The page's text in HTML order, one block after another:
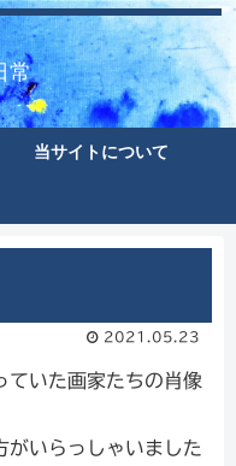
常
当サイトについて
2021.05.23
ていた画家たちの肖像
がいらっしゃいました